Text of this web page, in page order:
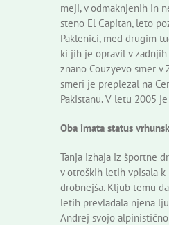
meji, v odmaknjenih in
steno El Capitan, leto
Paklenici, med drugim
ki jih je opravil v
znano Couzyevo smer
smeri je preplezal na
Pakistanu. V letu 2005
Oba imata status
Tanja izhaja iz športne
v otroških letih vpisala
drobnejša. Kljub temu
letih prevladala njena
Andrej svojo